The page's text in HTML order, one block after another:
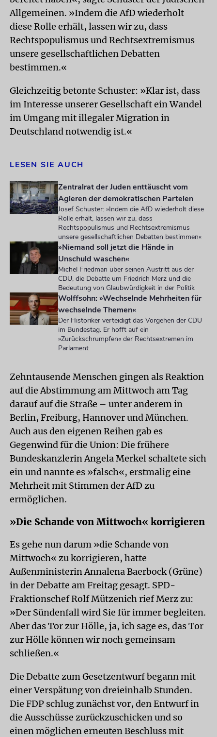
Allgemeinen. »Indem die AfD wiederholt
diese Rolle erhält, lassen wir zu, dass
Rechtspopulismus und Rechtsextremismus
unsere gesellschaftlichen Debatten
bestimmen.«
Gleichzeitig betonte Schuster: »Klar ist, dass
im Interesse unserer Gesellschaft ein Wandel
im Umgang mit illegaler Migration in
Deutschland notwendig ist.«
LESEN SIE AUCH
Zentralrat der Juden enttäuscht vom
Agieren der demokratischen Parteien
Josef Schuster: »Indem die AfD wiederholt diese
Rolle erhält, lassen wir zu, dass
Rechtspopulismus und Rechtsextremismus
unsere gesellschaftlichen Debatten bestimmen«
»Niemand soll jetzt die Hände in
Unschuld waschen«
Michel Friedman über seinen Austritt aus der
CDU, die Debatte um Friedrich Merz und die
Bedeutung von Glaubwürdigkeit in der Politik
Wolffsohn: »Wechselnde Mehrheiten für
wechselnde Themen«
Der Historiker verteidigt das Vorgehen der CDU
im Bundestag. Er hofft auf ein
»Zurückschrumpfen« der Rechtsextremen im
Parlament
Zehntausende Menschen gingen als Reaktion
auf die Abstimmung am Mittwoch am Tag
darauf auf die Straße – unter anderem in
Berlin, Freiburg, Hannover und München.
Auch aus den eigenen Reihen gab es
Gegenwind für die Union: Die frühere
Bundeskanzlerin Angela Merkel schaltete sich
ein und nannte es »falsch«, erstmalig eine
Mehrheit mit Stimmen der AfD zu
ermöglichen.
»Die Schande von Mittwoch« korrigieren
Es gehe nun darum »die Schande von
Mittwoch« zu korrigieren, hatte
Außenministerin Annalena Baerbock (Grüne)
in der Debatte am Freitag gesagt. SPD-
Fraktionschef Rolf Mützenich rief Merz zu:
»Der Sündenfall wird Sie für immer begleiten.
Aber das Tor zur Hölle, ja, ich sage es, das Tor
zur Hölle können wir noch gemeinsam
schließen.«
Die Debatte zum Gesetzentwurf begann mit
einer Verspätung von dreieinhalb Stunden.
Die FDP schlug zunächst vor, den Entwurf in
die Ausschüsse zurückzuschicken und so
einen möglichen erneuten Beschluss mit